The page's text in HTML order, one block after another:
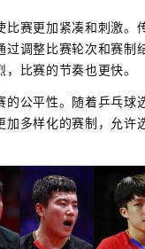
赛更加紧凑和刺激
调整比赛轮次和赛
比赛的节奏也更快。
公平性。随着乒乓
多样化的赛制，允许